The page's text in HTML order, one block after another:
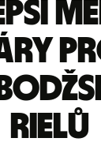
rielů